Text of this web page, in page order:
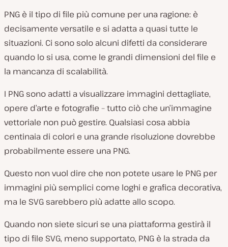
PNG è il tipo di file più comune per una ragione: è
decisamente versatile e si adatta a quasi tutte le
situazioni. Ci sono solo alcuni difetti da considerare
quando lo si usa, come le grandi dimensioni del file e
la mancanza di scalabilità.
I PNG sono adatti a visualizzare immagini dettagliate,
opere d’arte e fotografie – tutto ciò che un’immagine
vettoriale non può gestire. Qualsiasi cosa abbia
centinaia di colori e una grande risoluzione dovrebbe
probabilmente essere una PNG.
Questo non vuol dire che non potete usare le PNG per
immagini più semplici come loghi e grafica decorativa,
ma le SVG sarebbero più adatte allo scopo.
Quando non siete sicuri se una piattaforma gestirà il
tipo di file SVG, meno supportato, PNG è la strada da